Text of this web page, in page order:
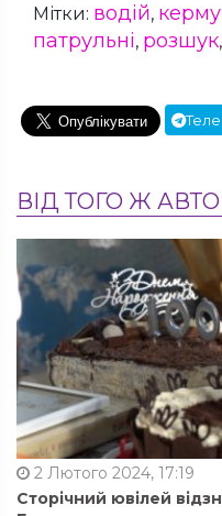
Мітки: водій,
патрульні, розшук,
ВІД ТОГО Ж
2 Лютого 2024, 17:19
Сторічний ювілей